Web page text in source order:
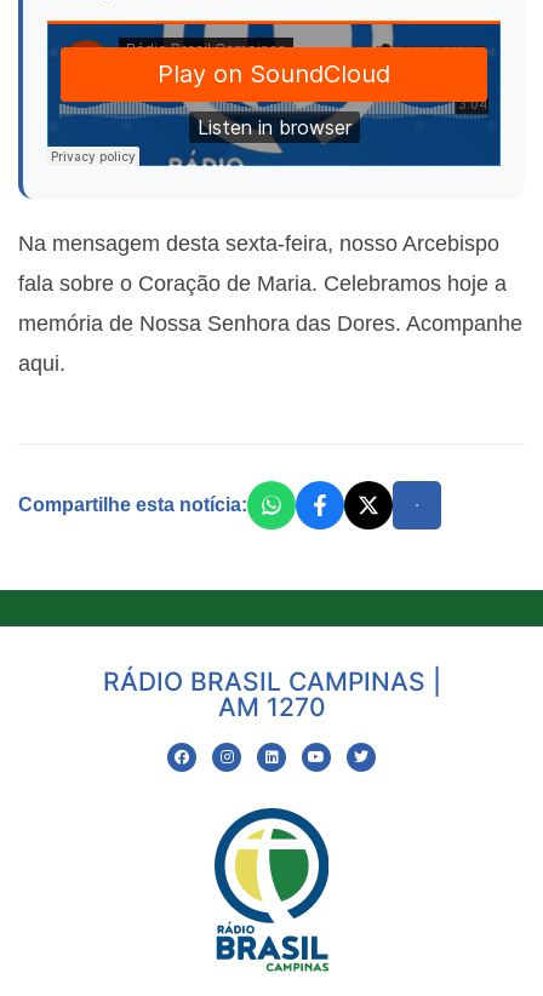
Na mensagem desta sexta-feira, nosso Arcebispo
fala sobre o Coração de Maria. Celebramos hoje a
memória de Nossa Senhora das Dores. Acompanhe
aqui.
Compartilhe esta notícia:
RÁDIO BRASIL CAMPINAS |
AM 1270